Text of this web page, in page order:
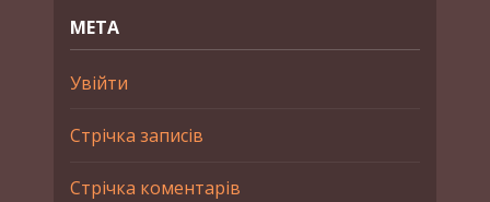
МЕТА
Увійти
Стрічка записів
Стрічка коментарів